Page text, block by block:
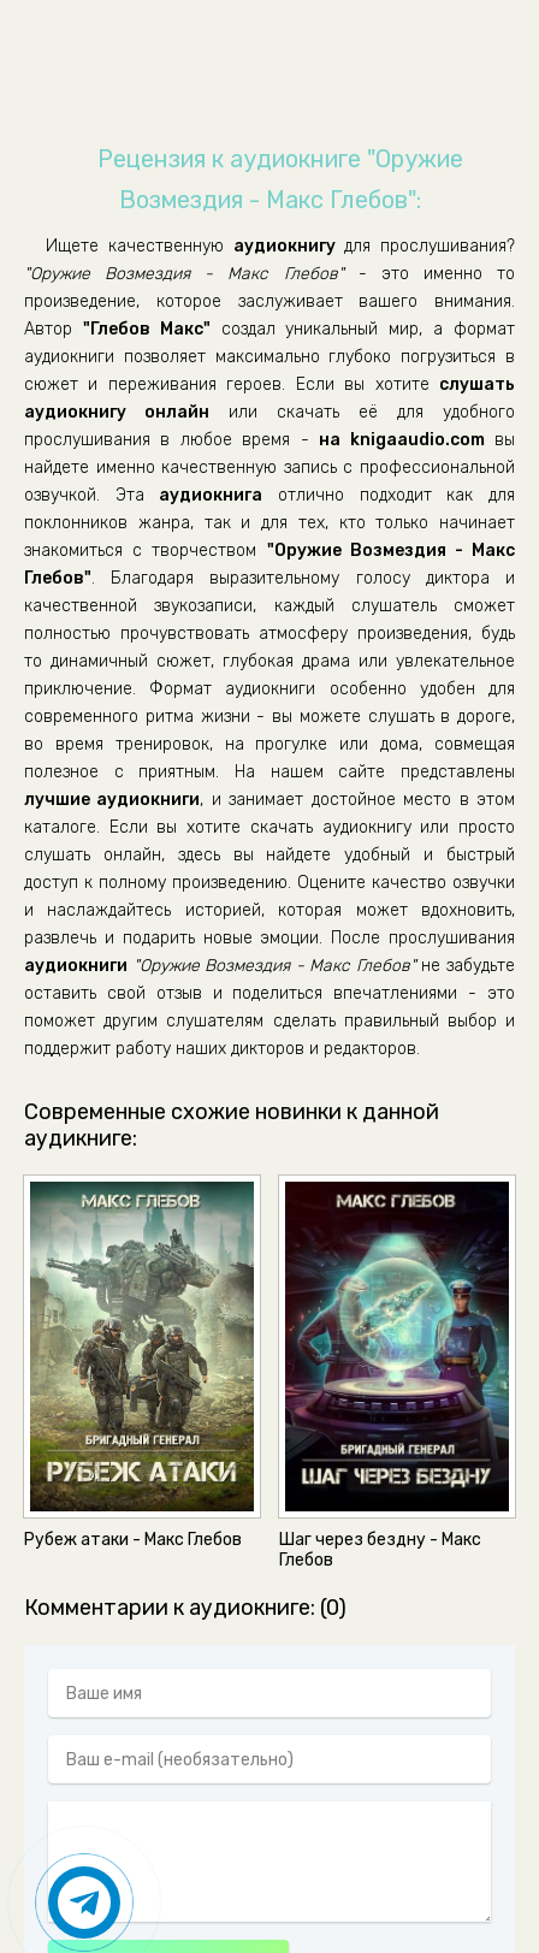
Рецензия к аудиокниге "Оружие
Возмездия - Макс Глебов":
Ищете качественную аудиокнигудля прослушивания?
"Оружие Возмездия - Макс Глебов"- это именно то
произведение, которое заслуживает вашего внимания.
Автор "Глебов Макс" создал уникальный мир, а формат
аудиокниги позволяет максимально глубоко погрузиться в
сюжет и переживания героев. Если вы хотите слушать
аудиокнигу онлайн или скачать её для удобного
прослушивания в любое время - на knigaaudio.comвы
найдете именно качественную запись с профессиональной
озвучкой. Эта аудиокнига отлично подходит как для
поклонников жанра, так и для тех, кто только начинает
знакомиться с творчеством "Оружие Возмездия - Макс
Глебов". Благодаря выразительному голосу диктора и
качественной звукозаписи, каждый слушатель сможет
полностью прочувствовать атмосферу произведения, будь
то динамичный сюжет, глубокая драма или увлекательное
приключение. Формат аудиокниги особенно удобен для
современного ритма жизни - вы можете слушать в дороге,
во время тренировок, на прогулке или дома, совмещая
полезное с приятным. На нашем сайте представлены
лучшие аудиокниги, и занимает достойное место в этом
каталоге. Если вы хотите скачать аудиокнигу или просто
слушать онлайн, здесь вы найдете удобный и быстрый
доступ к полному произведению. Оцените качество озвучки
и наслаждайтесь историей, которая может вдохновить,
развлечь и подарить новые эмоции. После прослушивания
аудиокниги "Оружие Возмездия - Макс Глебов"не забудьте
оставить свой отзыв и поделиться впечатлениями - это
поможет другим слушателям сделать правильный выбор и
поддержит работу наших дикторов и редакторов.
Современные схожие новинки к данной
аудикниге:
Рубеж атаки - Макс Глебов
Шаг через бездну - Макс
Глебов
Комментарии к аудиокниге: (0)